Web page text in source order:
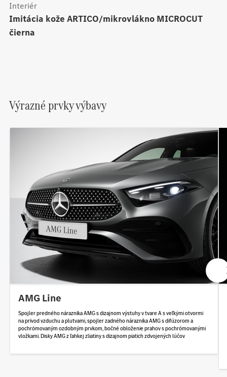
Imitácia kože ARTICO/mikrovlákno MICROCUT
čierna
Interiér
Výrazné prvky výbavy
AMG Line
Spojler predného nárazníka AMG s dizajnom výstuhy v tvare A s veľkými otvormi
na prívod vzduchu a plutvami, spojler zadného nárazníka AMG s difúzorom a
pochrómovaným ozdobným prvkom, bočné obloženie prahov s pochrómovanými
vložkami. Disky AMG z ľahkej zliatiny s dizajnom piatich zdvojených lúčov